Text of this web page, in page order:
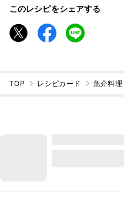
このレシピをシェアする
TOP レシピカード 魚介料理